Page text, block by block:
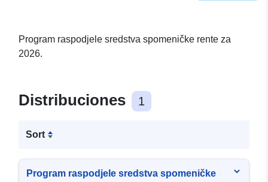
Program raspodjele sredstva spomeničke rente za
2026.
Distribuciones 1
Sort
Program raspodjele sredstva spomeničke